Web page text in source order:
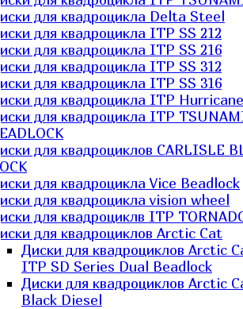
для квадроцикла Delta Steel
для квадроцикла ITP SS 212
для квадроцикла ITP SS 216
для квадроцикла ITP SS 312
для квадроцикла ITP SS 316
для квадроцикла ITP Hurricane
для квадроцикла ITP
для квадроциклов CARLISLE
для квадроцикла Vice Beadlock
для квадроцикла vision wheel
для квадроциклв ITP
для квадроциклов Arctic Cat
Диски для квадроциклов Arctic
ITP SD Series Dual Beadlock
Диски для квадроциклов Arctic
Black Diesel